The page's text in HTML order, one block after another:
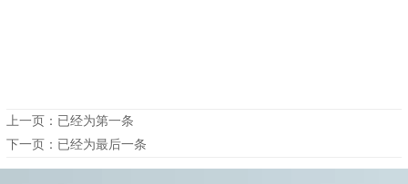
上一页：已经为第一条
下一页：已经为最后一条